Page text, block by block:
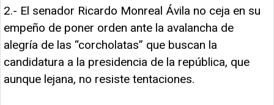
2.- El senador Ricardo Monreal Ávila no ceja en su
empeño de poner orden ante la avalancha de
alegría de las “corcholatas” que buscan la
candidatura a la presidencia de la república, que
aunque lejana, no resiste tentaciones.